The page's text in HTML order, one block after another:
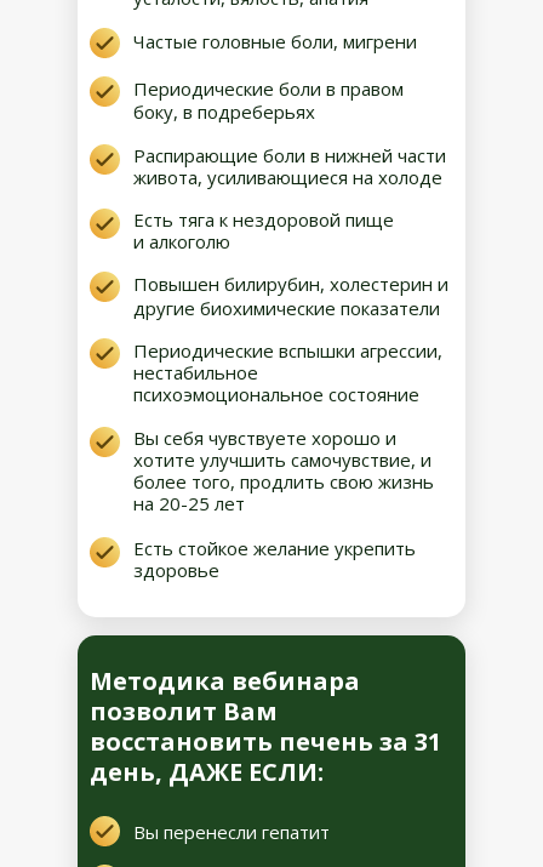
Частые головные боли, мигрени
Периодические боли в правом
боку, в подреберьях
Распирающие боли в нижней части
живота, усиливающиеся на холоде
Есть тяга к нездоровой пище
и алкоголю
Повышен билирубин, холестерин и
другие биохимические показатели
Периодические вспышки агрессии,
нестабильное
психоэмоциональное состояние
Вы себя чувствуете хорошо и
хотите улучшить самочувствие, и
более того, продлить свою жизнь
на 20-25 лет
Есть стойкое желание укрепить
здоровье
Методика вебинара
позволит Вам
восстановить печень за 31
день, ДАЖЕ ЕСЛИ:
Вы перенесли гепатит